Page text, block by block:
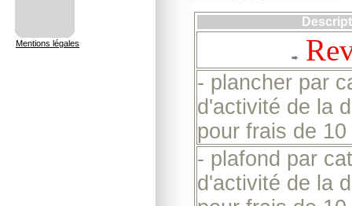
Mentions légales
- plancher par
d'activité de la
pour frais de 10
- plafond par
d'activité de la